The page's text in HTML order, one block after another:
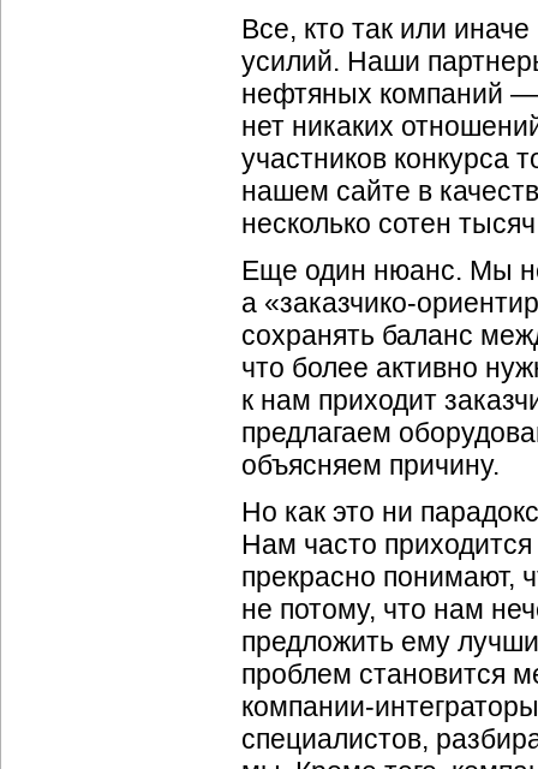
Все, кто так или
усилий. Наши
нефтяных компаний —
нет никаких
участников конкурса
нашем сайте в
несколько сотен
Еще один нюанс. Мы
а «заказчико-
сохранять баланс
что более активно
к нам приходит
предлагаем
объясняем причину.
Но как это ни
Нам часто
прекрасно понимают,
не потому, что нам
предложить ему
проблем становится
компании-
специалистов,